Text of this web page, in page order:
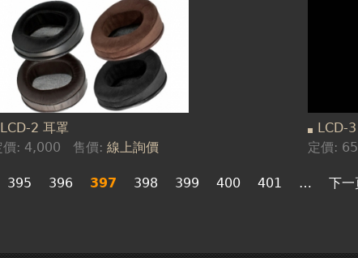
LCD-2 耳罩
價: 4,000 售價: 線上詢價
LCD-3
定價:
395 396 397 398 399 400 401 … 下一